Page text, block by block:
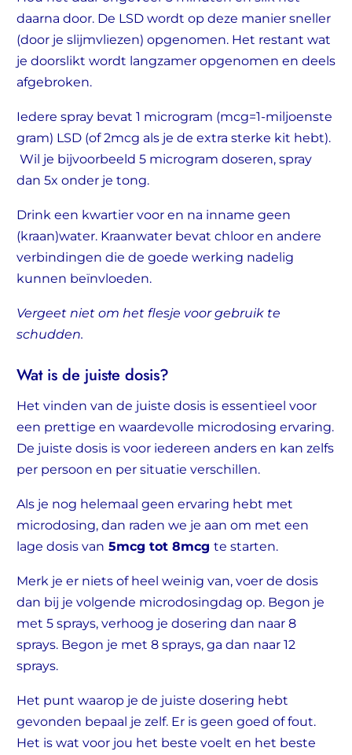
daarna door. De LSD wordt op deze manier sneller
(door je slijmvliezen) opgenomen. Het restant wat
je doorslikt wordt langzamer opgenomen en deels
afgebroken.
Iedere spray bevat 1 microgram (mcg=1-miljoenste
gram) LSD (of 2mcg als je de extra sterke kit hebt).
Wil je bijvoorbeeld 5 microgram doseren, spray
dan 5x onder je tong.
Drink een kwartier voor en na inname geen
(kraan)water. Kraanwater bevat chloor en andere
verbindingen die de goede werking nadelig
kunnen beïnvloeden.
Vergeet niet om het flesje voor gebruik te
schudden.
Wat is de juiste dosis?
Het vinden van de juiste dosis is essentieel voor
een prettige en waardevolle microdosing ervaring.
De juiste dosis is voor iedereen anders en kan zelfs
per persoon en per situatie verschillen.
Als je nog helemaal geen ervaring hebt met
microdosing, dan raden we je aan om met een
lage dosis van 5mcg tot 8mcg te starten.
Merk je er niets of heel weinig van, voer de dosis
dan bij je volgende microdosingdag op. Begon je
met 5 sprays, verhoog je dosering dan naar 8
sprays. Begon je met 8 sprays, ga dan naar 12
sprays.
Het punt waarop je de juiste dosering hebt
gevonden bepaal je zelf. Er is geen goed of fout.
Het is wat voor jou het beste voelt en het beste